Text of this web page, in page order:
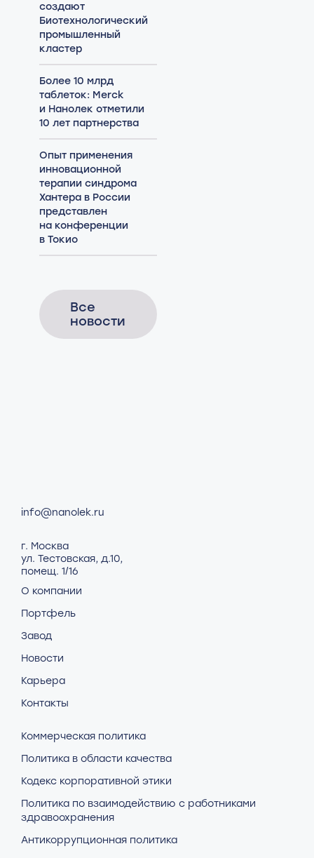
создают
Биотехнологический
промышленный
кластер
Более 10 млрд
таблеток: Merck
и Нанолек отметили
10 лет партнерства
Опыт применения
инновационной
терапии синдрома
Хантера в России
представлен
на конференции
в Токио
Все
новости
info@nanolek.ru
г. Москва
ул. Тестовская, д.10,
помещ. 1/16
О компании
Портфель
Завод
Новости
Карьера
Контакты
Коммерческая политика
Политика в области качества
Кодекс корпоративной этики
Политика по взаимодействию с работниками
здравоохранения
Антикоррупционная политика